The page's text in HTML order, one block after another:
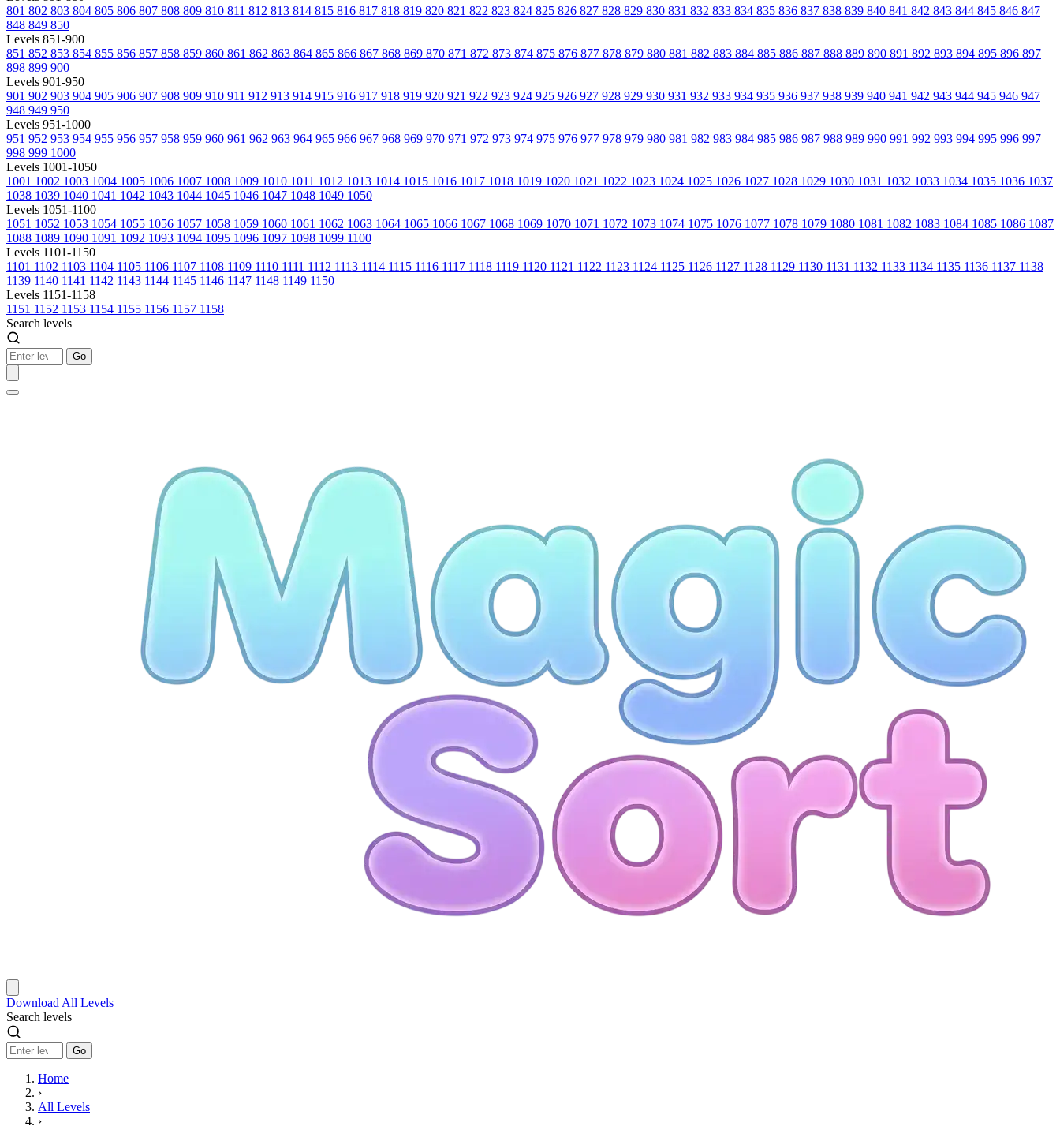
801 802 803 804 805 806 807 808 809 810 811 812 813 814 815 816 817 818 819 820 821 822 823 824 825 826 827 828 829 830 831 832 833 834 835 836 837 838 839 840 841 842 843 844 845 846 847
848 849 850
Levels 851-900
851 852 853 854 855 856 857 858 859 860 861 862 863 864 865 866 867 868 869 870 871 872 873 874 875 876 877 878 879 880 881 882 883 884 885 886 887 888 889 890 891 892 893 894 895 896 897
898 899 900
Levels 901-950
901 902 903 904 905 906 907 908 909 910 911 912 913 914 915 916 917 918 919 920 921 922 923 924 925 926 927 928 929 930 931 932 933 934 935 936 937 938 939 940 941 942 943 944 945 946 947
948 949 950
Levels 951-1000
951 952 953 954 955 956 957 958 959 960 961 962 963 964 965 966 967 968 969 970 971 972 973 974 975 976 977 978 979 980 981 982 983 984 985 986 987 988 989 990 991 992 993 994 995 996 997
998 999 1000
Levels 1001-1050
1001 1002 1003 1004 1005 1006 1007 1008 1009 1010 1011 1012 1013 1014 1015 1016 1017 1018 1019 1020 1021 1022 1023 1024 1025 1026 1027 1028 1029 1030 1031 1032 1033 1034 1035 1036 1037
1038 1039 1040 1041 1042 1043 1044 1045 1046 1047 1048 1049 1050
Levels 1051-1100
1051 1052 1053 1054 1055 1056 1057 1058 1059 1060 1061 1062 1063 1064 1065 1066 1067 1068 1069 1070 1071 1072 1073 1074 1075 1076 1077 1078 1079 1080 1081 1082 1083 1084 1085 1086 1087
1088 1089 1090 1091 1092 1093 1094 1095 1096 1097 1098 1099 1100
Levels 1101-1150
1101 1102 1103 1104 1105 1106 1107 1108 1109 1110 1111 1112 1113 1114 1115 1116 1117 1118 1119 1120 1121 1122 1123 1124 1125 1126 1127 1128 1129 1130 1131 1132 1133 1134 1135 1136 1137 1138
1139 1140 1141 1142 1143 1144 1145 1146 1147 1148 1149 1150
Levels 1151-1158
1151 1152 1153 1154 1155 1156 1157 1158
Search levels
Go
Download All Levels
Search levels
Go
Home
›
All Levels
›